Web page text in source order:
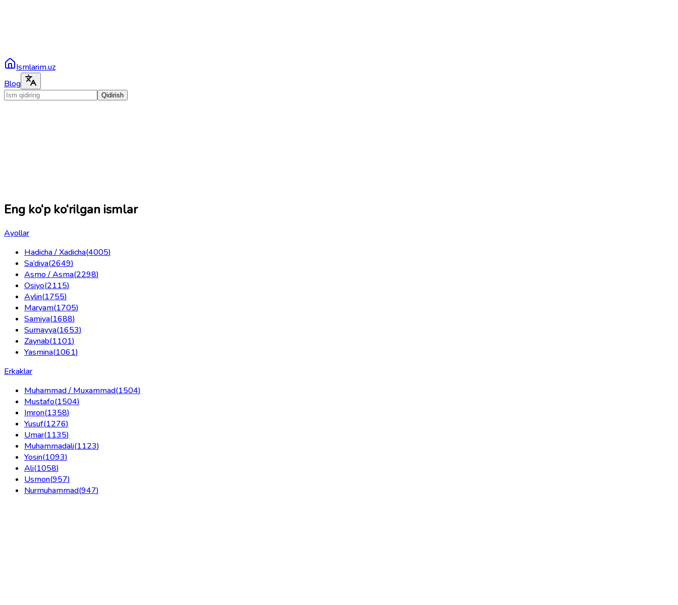
Ismlarim.uz
Blog
Qidirish
Eng ko‘p ko‘rilgan ismlar
Ayollar
Hadicha / Xadicha(4005)
Sa’diya(2649)
Asmo / Asma(2298)
Osiyo(2115)
Aylin(1755)
Maryam(1705)
Samiya(1688)
Sumayya(1653)
Zaynab(1101)
Yasmina(1061)
Erkaklar
Muhammad / Muxammad(1504)
Mustafo(1504)
Imron(1358)
Yusuf(1276)
Umar(1135)
Muhammadali(1123)
Yosin(1093)
Ali(1058)
Usmon(957)
Nurmuhammad(947)